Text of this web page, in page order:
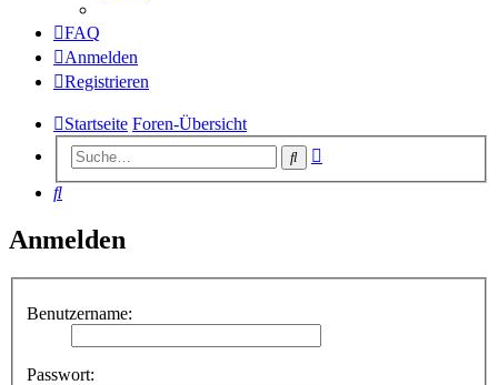
FAQ
Anmelden
Registrieren
Startseite Foren-Übersicht
Suche
Suche
Anmelden
Benutzername:
Passwort: